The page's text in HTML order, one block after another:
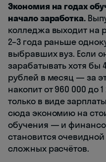
Экономия на годах
начало заработка.
колледжа выходит на
2–3 года раньше
выбравших вуз. Если
зарабатывать хотя бы
рублей в месяц — за
накопит от 960 000 до
только в виде
сюда экономию на
обучения — и
становится
сложных расчётов.